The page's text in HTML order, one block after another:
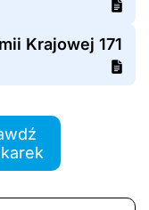
Krajowej 171